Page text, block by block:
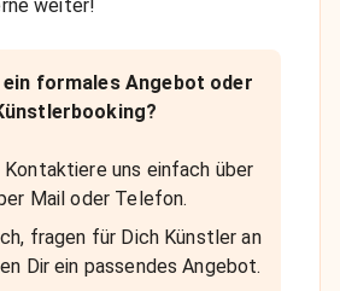
weiter!
formales Angebot oder
Kontaktiere uns einfach über
Mail oder Telefon.
fragen für Dich Künstler an
Dir ein passendes Angebot.